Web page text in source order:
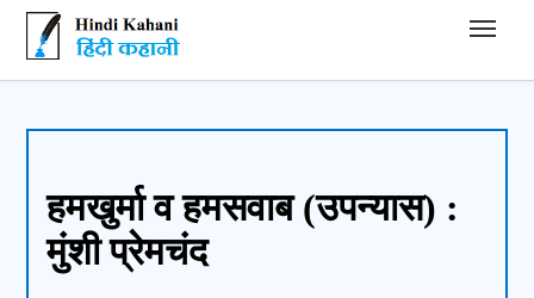
Hindi Kahani - हिंदी कहानी
हमखुर्मा व हमसवाब (उपन्यास) :
मुंशी प्रेमचंद